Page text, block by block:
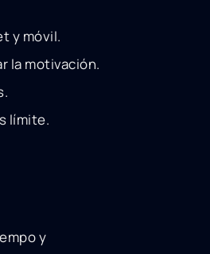
y móvil.
la motivación.
límite.
y